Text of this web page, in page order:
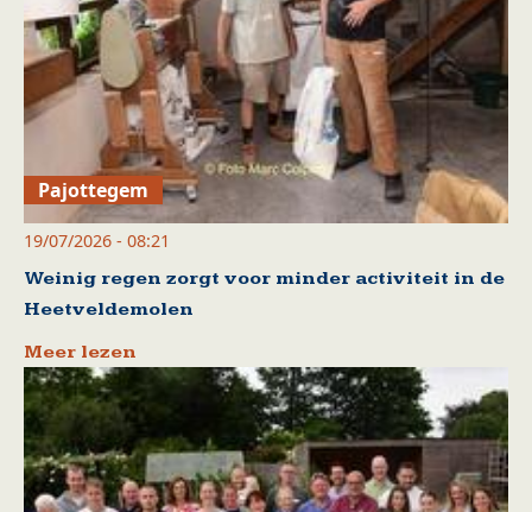
Pajottegem
19/07/2026 - 08:21
Weinig regen zorgt voor minder activiteit in de
Heetveldemolen
Meer lezen